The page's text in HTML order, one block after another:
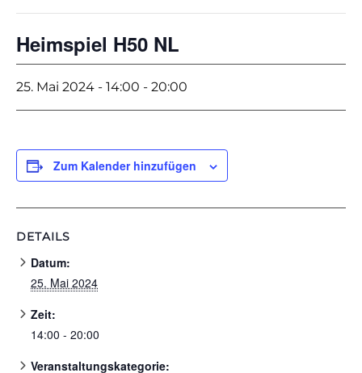
Heimspiel H50 NL
25. Mai 2024 - 14:00 - 20:00
Zum Kalender hinzufügen
DETAILS
Datum:
25. Mai 2024
Zeit:
14:00 - 20:00
Veranstaltungskategorie: